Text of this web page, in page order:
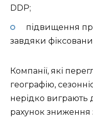
DDP;
підвищення
завдяки
Компанії, які
географію,
нерідко виграють
рахунок зниження